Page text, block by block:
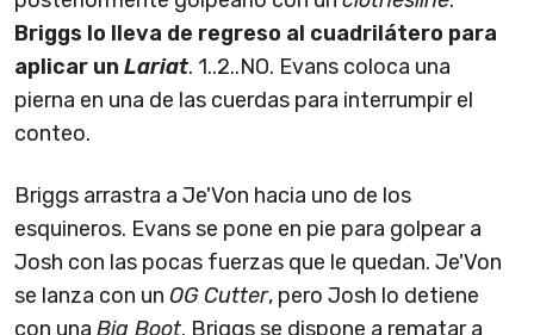
Briggs lo lleva de regreso al cuadrilátero para
aplicar un Lariat. 1..2..NO. Evans coloca una
pierna en una de las cuerdas para interrumpir el
conteo.
Briggs arrastra a Je'Von hacia uno de los
esquineros. Evans se pone en pie para golpear a
Josh con las pocas fuerzas que le quedan. Je'Von
se lanza con un OG Cutter, pero Josh lo detiene
con una Big Boot. Briggs se dispone a rematar a